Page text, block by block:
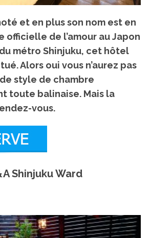
et en plus son nom est en
officielle de l’amour au Japon
métro Shinjuku, cet hôtel
Alors oui vous n’aurez pas
style de chambre
toute balinaise. Mais la
vous.
Shinjuku Ward